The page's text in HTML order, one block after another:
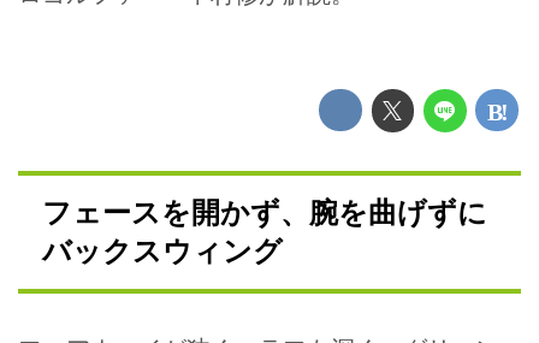
フェースを開かず、腕を曲げずに
バックスウィング